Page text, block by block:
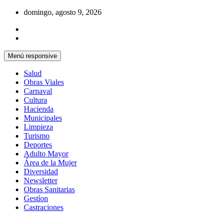
Saltar
contenido
domingo, agosto 9, 2026
Menú responsive
Salud
Obras Viales
Carnaval
Cultura
Hacienda
Municipales
Limpieza
Turismo
Deportes
Adulto Mayor
Área de la Mujer
Diversidad
Newsletter
Obras Sanitarias
Gestíon
Castraciones